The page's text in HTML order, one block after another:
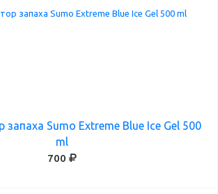
запаха Sumo Extreme Blue Ice Gel 500
ml
700